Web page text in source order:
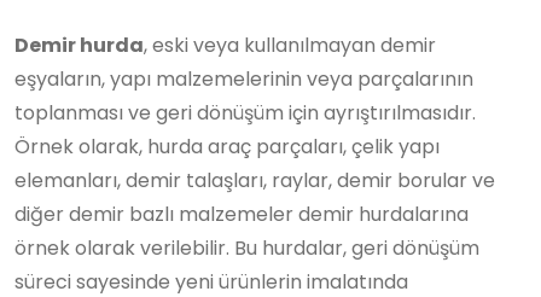
Demir hurda, eski veya kullanılmayan demir
eşyaların, yapı malzemelerinin veya parçalarının
toplanması ve geri dönüşüm için ayrıştırılmasıdır.
Örnek olarak, hurda araç parçaları, çelik yapı
elemanları, demir talaşları, raylar, demir borular ve
diğer demir bazlı malzemeler demir hurdalarına
örnek olarak verilebilir. Bu hurdalar, geri dönüşüm
süreci sayesinde yeni ürünlerin imalatında